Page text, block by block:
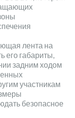
лента на
его габариты,
задним ходом
участникам
безопасное